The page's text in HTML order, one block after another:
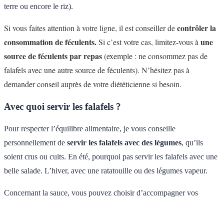
terre ou encore le riz).
Si vous faites attention à votre ligne, il est conseiller decontrôler la
consommation de féculents.Si c’est votre cas, limitez-vous àune
source de féculents par repas(exemple : ne consommez pas de
falafels avec une autre source de féculents). N’hésitez pas à
demander conseil auprès de votre diététicienne si besoin.
Avec quoi servir les falafels ?
Pour respecter l’équilibre alimentaire, je vous conseille
personnellement de servir les falafels avec des légumes, qu’ils
soient crus ou cuits. En été, pourquoi pas servir les falafels avec une
belle salade. L’hiver, avec une ratatouille ou des légumes vapeur.
Concernant la sauce, vous pouvez choisir d’accompagner vos